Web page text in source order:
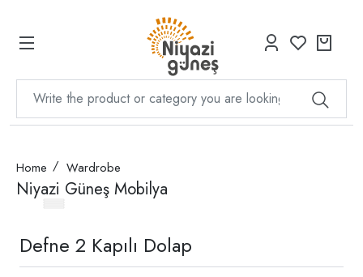
Home Wardrobe
Niyazi Güneş Mobilya
Defne 2 Kapılı Dolap